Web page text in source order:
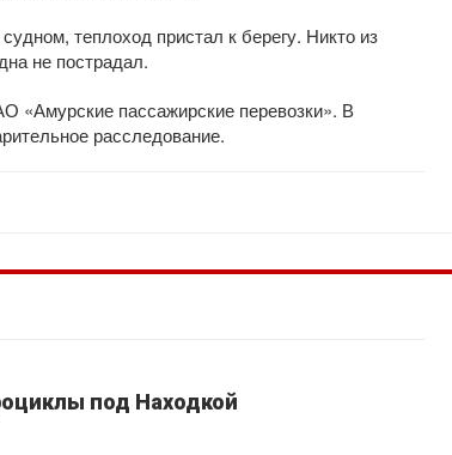
теплоход пристал к берегу. Никто из
не пострадал.
«Амурские пассажирские перевозки». В
расследование.
под Находкой